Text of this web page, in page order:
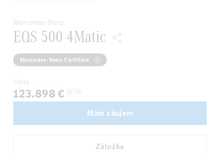
Mercedes-Benz
EQS 500 4Matic
Mercedes-Benz Certified
Cena
123.898 € [1] [2]
Mám záujem
Záložka